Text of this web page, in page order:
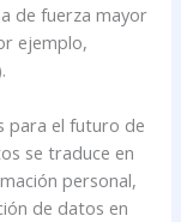
de fuerza mayor
ejemplo,
para el futuro de
se traduce en
personal,
de datos en